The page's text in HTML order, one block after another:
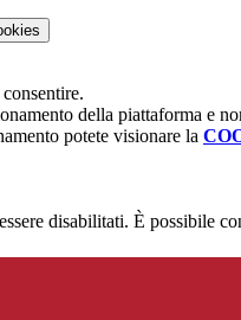
della piattaforma e
potete visionare la
disabilitati. È possibile